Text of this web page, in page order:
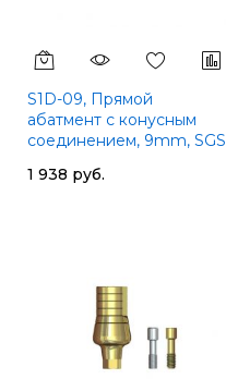
S1D-09, Прямой
абатмент с конусным
соединением, 9mm, SGS
1 938 руб.